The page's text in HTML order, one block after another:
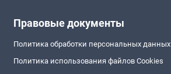
Правовые документы
Политика обработки персональных данных
Политика использования файлов Cookies